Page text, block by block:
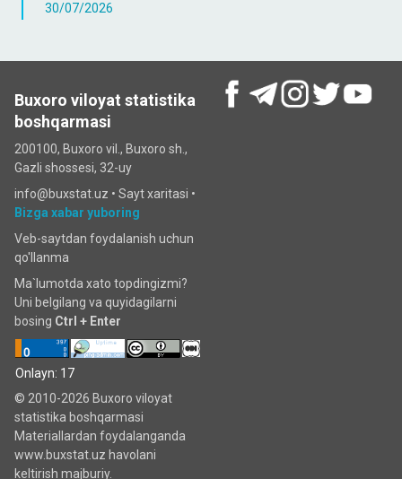
30/07/2026
Buxoro viloyat statistika
boshqarmasi
200100, Buxoro vil., Buxoro sh.,
Gazli shossesi, 32-uy
info@buxstat.uz • Sayt xaritasi •
Bizga xabar yuboring
Veb-saytdan foydalanish uchun
qo'llanma
Ma`lumotda xato topdingizmi?
Uni belgilang va quyidagilarni
bosing Ctrl + Enter
Onlayn: 17
© 2010-2026 Buxoro viloyat
statistika boshqarmasi
Materiallardan foydalanganda
www.buxstat.uz havolani
keltirish majburiy.